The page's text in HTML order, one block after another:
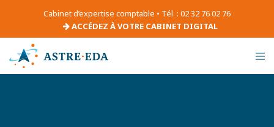
Cabinet d’expertise comptable • Tél. : 02 32 76 02 76
ACCÉDEZ À VOTRE CABINET DIGITAL